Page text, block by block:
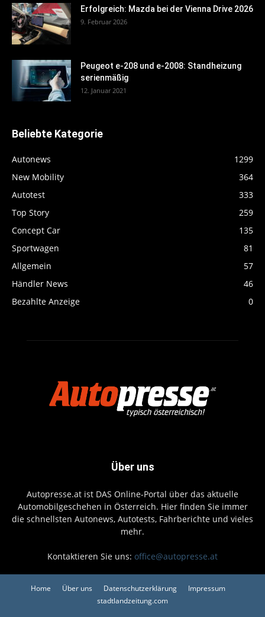
Erfolgreich: Mazda bei der Vienna Drive 2026
9. Februar 2026
Peugeot e-208 und e-2008: Standheizung
serienmäßig
12. Januar 2021
Beliebte Kategorie
Autonews
1299
New Mobility
364
Autotest
333
Top Story
259
Concept Car
135
Sportwagen
81
Allgemein
57
Händler News
46
Bezahlte Anzeige
0
Über uns
Autopresse.at ist DAS Online-Portal über das aktuelle
Automobilgeschehen in Österreich. Hier finden Sie immer
die schnellsten Autonews, Autotests, Fahrberichte und vieles
mehr.
Kontaktieren Sie uns: office@autopresse.at
Home Über uns Datenschutzerklärung
Impressum
stadtlandzeitung.com